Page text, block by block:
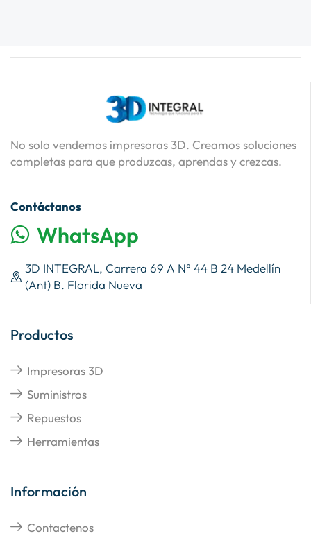
No solo vendemos impresoras 3D. Creamos soluciones
completas para que produzcas, aprendas y crezcas.
Contáctanos
WhatsApp
3D INTEGRAL, Carrera 69 A N° 44 B 24 Medellín
(Ant) B. Florida Nueva
Productos
Impresoras 3D
Suministros
Repuestos
Herramientas
Información
Contactenos